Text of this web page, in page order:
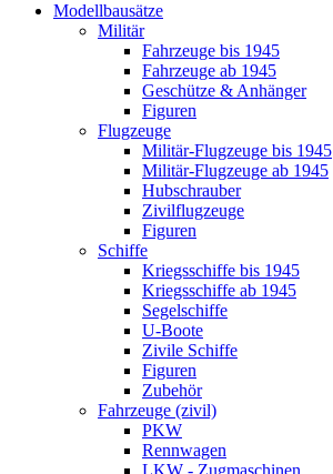
Modellbausätze
Militär
Fahrzeuge bis 1945
Fahrzeuge ab 1945
Geschütze & Anhänger
Figuren
Flugzeuge
Militär-Flugzeuge bis 1945
Militär-Flugzeuge ab 1945
Hubschrauber
Zivilflugzeuge
Figuren
Schiffe
Kriegsschiffe bis 1945
Kriegsschiffe ab 1945
Segelschiffe
U-Boote
Zivile Schiffe
Figuren
Zubehör
Fahrzeuge (zivil)
PKW
Rennwagen
LKW - Zugmaschinen